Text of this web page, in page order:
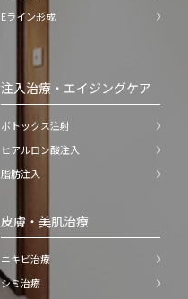
Eライン形成
注入治療・エイジングケア
ボトックス注射
ヒアルロン酸注入
脂肪注入
皮膚・美肌治療
ニキビ治療
シミ治療